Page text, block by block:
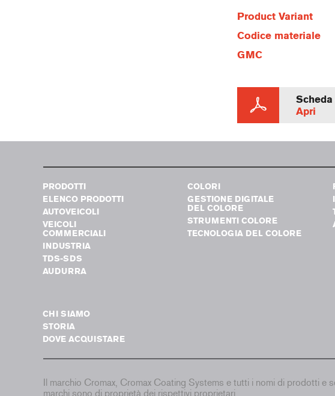
Product Variant
Codice materiale
GMC
Apri
PRODOTTI
ELENCO PRODOTTI
AUTOVEICOLI
VEICOLI
COMMERCIALI
INDUSTRIA
TDS-SDS
AUDURRA
COLORI
GESTIONE DIGITALE
DEL COLORE
STRUMENTI COLORE
TECNOLOGIA DEL COLORE
CHI SIAMO
STORIA
DOVE ACQUISTARE
Il marchio Cromax, Cromax Coating Systems e tutti i nomi di prodotti e
marchi sono di proprietà dei rispettivi proprietari.